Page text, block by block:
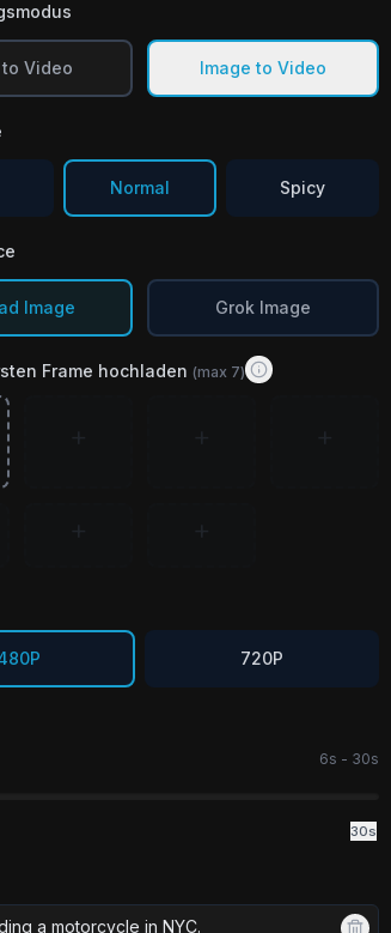
to Video Image to Video
Normal Spicy
Image Grok Image
Frame hochladen (max 7)
720P
6s - 30s
30s